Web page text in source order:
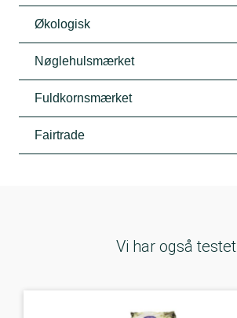
Økologisk
Nøglehulsmærket
Fuldkornsmærket
Fairtrade
Vi har også testet